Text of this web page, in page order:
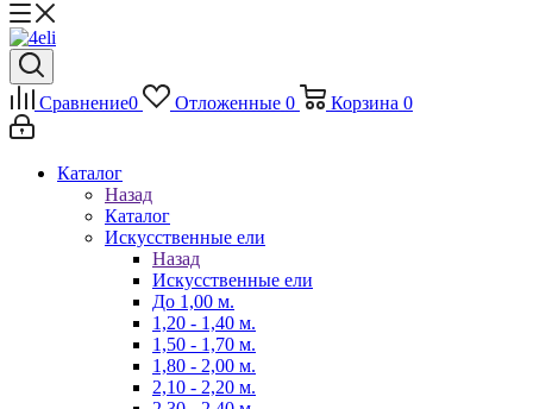
Сравнение0 Отложенные 0 Корзина 0
Каталог
Назад
Каталог
Искусственные ели
Назад
Искусственные ели
До 1,00 м.
1,20 - 1,40 м.
1,50 - 1,70 м.
1,80 - 2,00 м.
2,10 - 2,20 м.